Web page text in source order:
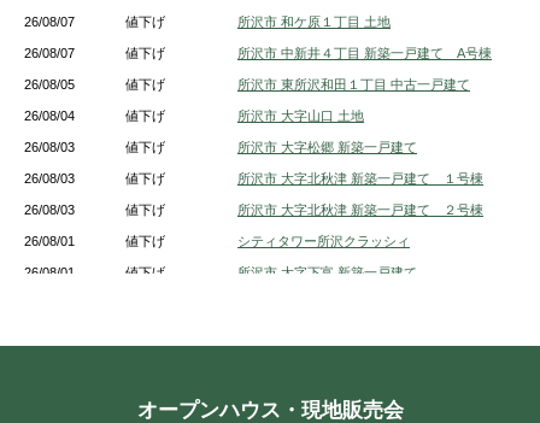
26/08/07 値下げ 所沢市 和ケ原１丁目 土地
26/08/07 値下げ 所沢市 中新井４丁目 新築一戸建て A号棟
26/08/05 値下げ 所沢市 東所沢和田１丁目 中古一戸建て
26/08/04 値下げ 所沢市 大字山口 土地
26/08/03 値下げ 所沢市 大字松郷 新築一戸建て
26/08/03 値下げ 所沢市 大字北秋津 新築一戸建て １号棟
26/08/03 値下げ 所沢市 大字北秋津 新築一戸建て ２号棟
26/08/01 値下げ シティタワー所沢クラッシィ
26/08/01 値下げ 所沢市 大字下富 新築一戸建て
フォーラスタワー所沢
オープンハウス・現地販売会